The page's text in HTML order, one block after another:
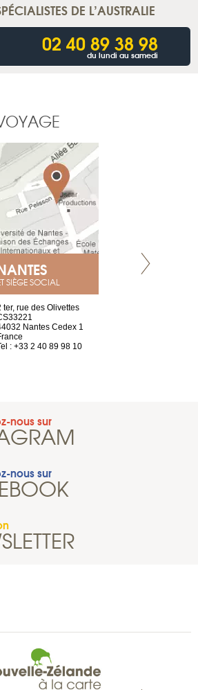
DE L’AUSTRALIE
02 40 89 38 98
du lundi au samedi
SIÈGE SOCIAL
ter, rue des Olivettes
Nantes Cedex 1
: +33 2 40 89 98 10
nous sur
nous sur